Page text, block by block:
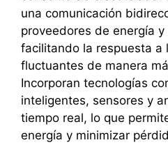
una comunicación
proveedores de energía
facilitando la respuesta a
fluctuantes de manera
Incorporan tecnologías
inteligentes, sensores y
tiempo real, lo que
energía y minimizar